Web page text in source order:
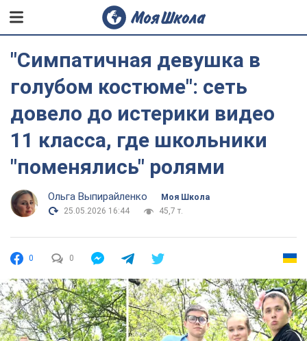
"Симпатичная девушка в
голубом костюме": сеть
довело до истерики видео
11 класса, где школьники
"поменялись" ролями
Ольга Выпирайленко
Моя Школа
25.05.2026 16:44
45,7 т.
0 0